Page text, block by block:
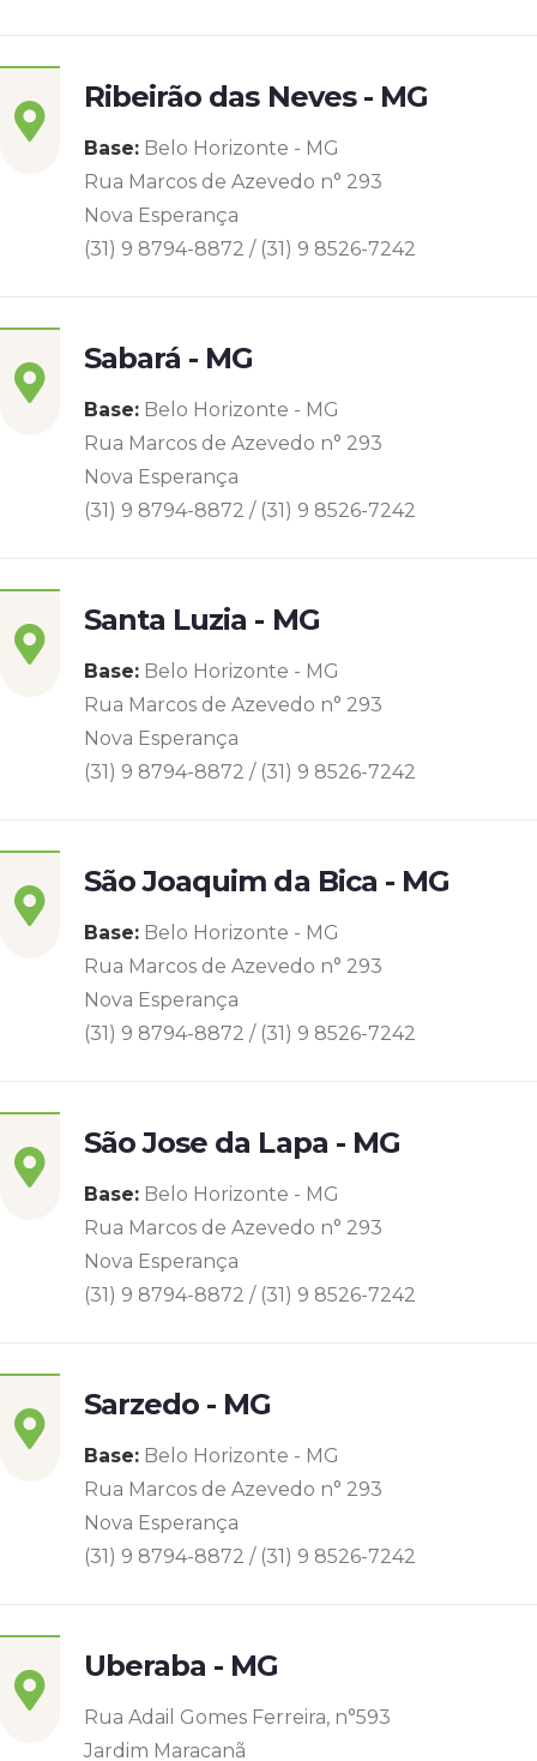
Ribeirão das Neves - MG
Base: Belo Horizonte - MG
Rua Marcos de Azevedo n° 293
Nova Esperança
(31) 9 8794-8872 / (31) 9 8526-7242
Sabará - MG
Base: Belo Horizonte - MG
Rua Marcos de Azevedo n° 293
Nova Esperança
(31) 9 8794-8872 / (31) 9 8526-7242
Santa Luzia - MG
Base: Belo Horizonte - MG
Rua Marcos de Azevedo n° 293
Nova Esperança
(31) 9 8794-8872 / (31) 9 8526-7242
São Joaquim da Bica - MG
Base: Belo Horizonte - MG
Rua Marcos de Azevedo n° 293
Nova Esperança
(31) 9 8794-8872 / (31) 9 8526-7242
São Jose da Lapa - MG
Base: Belo Horizonte - MG
Rua Marcos de Azevedo n° 293
Nova Esperança
(31) 9 8794-8872 / (31) 9 8526-7242
Sarzedo - MG
Base: Belo Horizonte - MG
Rua Marcos de Azevedo n° 293
Nova Esperança
(31) 9 8794-8872 / (31) 9 8526-7242
Uberaba - MG
Rua Adail Gomes Ferreira, n°593
Jardim Maracanã